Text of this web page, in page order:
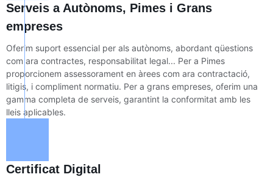
Serveis a Autònoms, Pimes i Grans
empreses
Oferim suport essencial per als autònoms, abordant qüestions
com ara contractes, responsabilitat legal... Per a Pimes
proporcionem assessorament en àrees com ara contractació,
litigis, i compliment normatiu. Per a grans empreses, oferim una
gamma completa de serveis, garantint la conformitat amb les
lleis aplicables.
Certificat Digital